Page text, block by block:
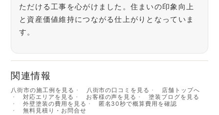
ただける工事を心がけました。住まいの印象向上
と資産価値維持につながる仕上がりとなっていま
す。
関連情報
八街市の施工例を見る 八街市の口コミを見る
店舗トップへ
対応エリアを見る
お客様の声を見る
塗装ブログを見る
外壁塗装の費用を見る
匿名30秒で概算費用を確認
無料見積り・お問合せ